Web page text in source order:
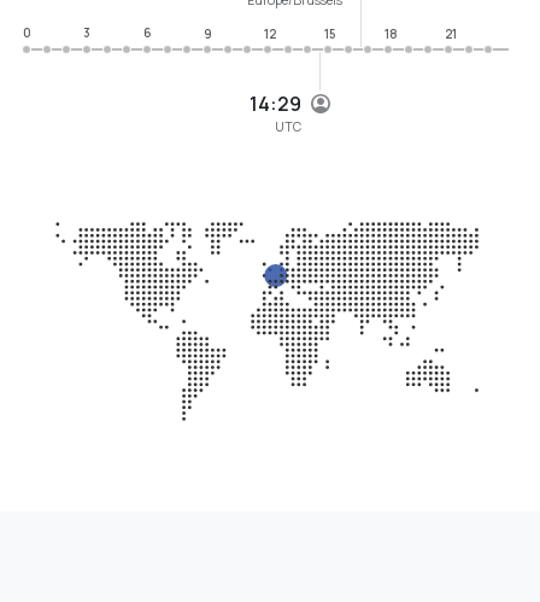
14:29
UTC
0
3 6 9 12 15 18 21